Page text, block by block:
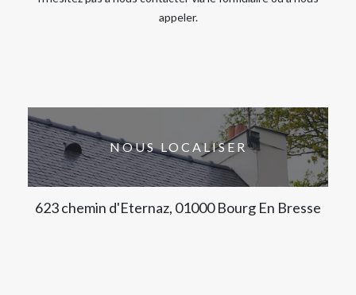
appeler.
NOUS LOCALISER
623 chemin d'Eternaz, 01000 Bourg En Bresse